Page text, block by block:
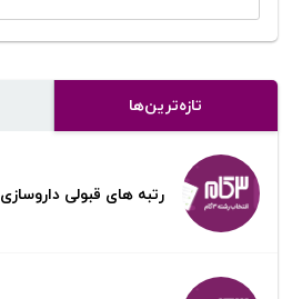
تازه‌ترین‌ها
رتبه های قبولی داروسازی 97